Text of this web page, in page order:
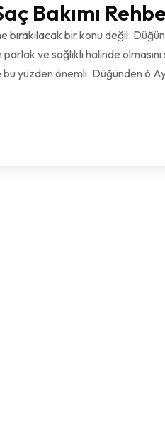
Bakımı
bırakılacak bir konu değil.
ve sağlıklı halinde
bu yüzden önemli. Düğünden 6